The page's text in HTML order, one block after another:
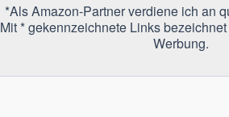
*Als Amazon-Partner verdiene ich an
Mit * gekennzeichnete Links
Werbung.